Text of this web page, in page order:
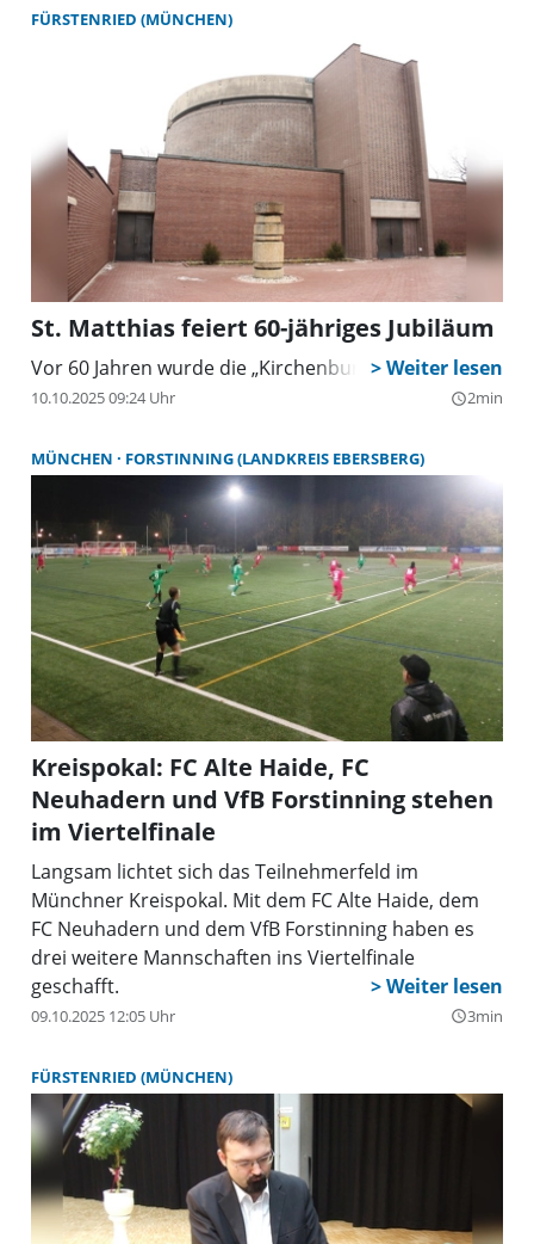
nach der Bienenseuchenverordnung eingerichtet.
FÜRSTENRIED (MÜNCHEN)
St. Matthias feiert 60-jähriges Jubiläum
Vor 60 Jahren wurde die „Kirchenburg” eingeweiht.
10.10.2025 09:24 Uhr query_builder2min
MÜNCHEN FORSTINNING (LANDKREIS EBERSBERG)
Kreispokal: FC Alte Haide, FC
Neuhadern und VfB Forstinning stehen
im Viertelfinale
Langsam lichtet sich das Teilnehmerfeld im
Münchner Kreispokal. Mit dem FC Alte Haide, dem
FC Neuhadern und dem VfB Forstinning haben es
drei weitere Mannschaften ins Viertelfinale
geschafft.
09.10.2025 12:05 Uhr query_builder3min
FÜRSTENRIED (MÜNCHEN)